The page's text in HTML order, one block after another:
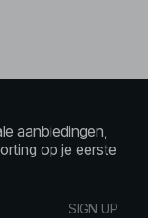
aanbiedingen,
op je eerste
SIGN UP